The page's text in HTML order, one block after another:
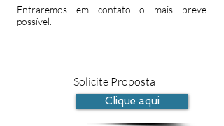
Entraremos em contato o mais breve
possível.
Solicite Proposta
Clique aqui